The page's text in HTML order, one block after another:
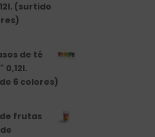
(surtido
de té
0,12l.
6 colores)
frutas